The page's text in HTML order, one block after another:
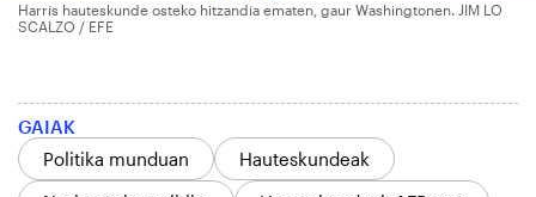
Harris hauteskunde osteko hitzandia ematen, gaur Washingtonen. JIM LO
SCALZO / EFE
GAIAK
Politika munduan
Hauteskundeak